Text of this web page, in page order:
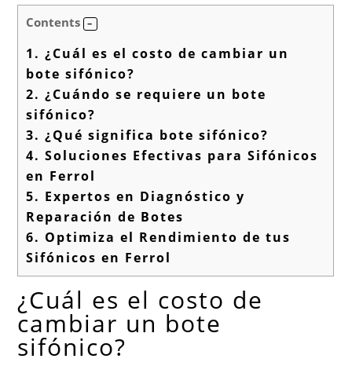
Contents
1. ¿Cuál es el costo de cambiar un
bote sifónico?
2. ¿Cuándo se requiere un bote
sifónico?
3. ¿Qué significa bote sifónico?
4. Soluciones Efectivas para Sifónicos
en Ferrol
5. Expertos en Diagnóstico y
Reparación de Botes
6. Optimiza el Rendimiento de tus
Sifónicos en Ferrol
¿Cuál es el costo de
cambiar un bote
sifónico?